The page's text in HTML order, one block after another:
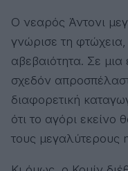
Ο νεαρός Άντονι
γνώρισε τη φτώχεια,
αβεβαιότητα. Σε
σχεδόν
διαφορετική
ότι το αγόρι
τους μεγαλύτερους